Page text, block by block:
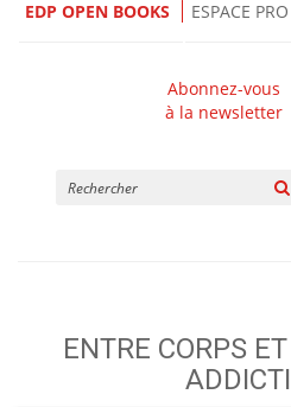
EDP OPEN BOOKS ESPACE
Abonnez-vous
à la newsletter
ENTRE CORPS